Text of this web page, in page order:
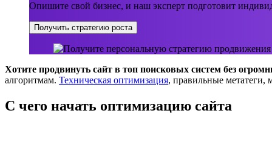
Опишите свой бизнес, и наш эксперт подготовит
Получить стратегию роста
Хотите продвинуть сайт в топ поисковых систем без
алгоритмам. Техническая оптимизация, правильные метатеги,
С чего начать оптимизацию сайта